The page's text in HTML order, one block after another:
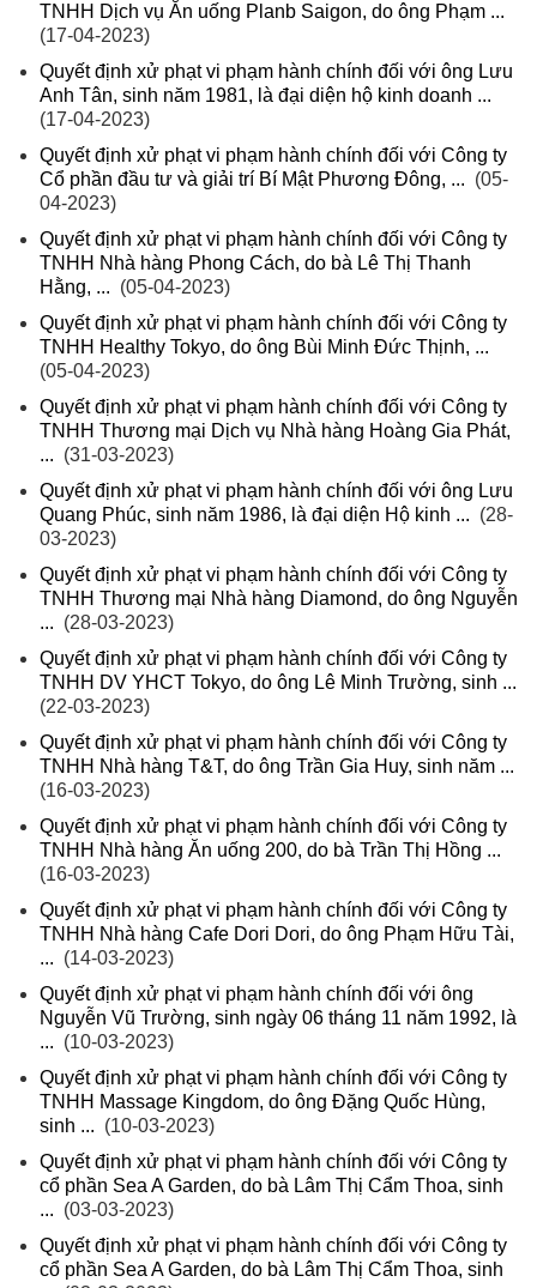
TNHH Dịch vụ Ăn uống Planb Saigon, do ông Phạm ...
(17-04-2023)
Quyết định xử phạt vi phạm hành chính đối với ông Lưu
Anh Tân, sinh năm 1981, là đại diện hộ kinh doanh ...
(17-04-2023)
Quyết định xử phạt vi phạm hành chính đối với Công ty
Cổ phần đầu tư và giải trí Bí Mật Phương Đông, ... (05-
04-2023)
Quyết định xử phạt vi phạm hành chính đối với Công ty
TNHH Nhà hàng Phong Cách, do bà Lê Thị Thanh
Hằng, ... (05-04-2023)
Quyết định xử phạt vi phạm hành chính đối với Công ty
TNHH Healthy Tokyo, do ông Bùi Minh Đức Thịnh, ...
(05-04-2023)
Quyết định xử phạt vi phạm hành chính đối với Công ty
TNHH Thương mại Dịch vụ Nhà hàng Hoàng Gia Phát,
... (31-03-2023)
Quyết định xử phạt vi phạm hành chính đối với ông Lưu
Quang Phúc, sinh năm 1986, là đại diện Hộ kinh ... (28-
03-2023)
Quyết định xử phạt vi phạm hành chính đối với Công ty
TNHH Thương mại Nhà hàng Diamond, do ông Nguyễn
... (28-03-2023)
Quyết định xử phạt vi phạm hành chính đối với Công ty
TNHH DV YHCT Tokyo, do ông Lê Minh Trường, sinh ...
(22-03-2023)
Quyết định xử phạt vi phạm hành chính đối với Công ty
TNHH Nhà hàng T&T, do ông Trần Gia Huy, sinh năm ...
(16-03-2023)
Quyết định xử phạt vi phạm hành chính đối với Công ty
TNHH Nhà hàng Ăn uống 200, do bà Trần Thị Hồng ...
(16-03-2023)
Quyết định xử phạt vi phạm hành chính đối với Công ty
TNHH Nhà hàng Cafe Dori Dori, do ông Phạm Hữu Tài,
... (14-03-2023)
Quyết định xử phạt vi phạm hành chính đối với ông
Nguyễn Vũ Trường, sinh ngày 06 tháng 11 năm 1992, là
... (10-03-2023)
Quyết định xử phạt vi phạm hành chính đối với Công ty
TNHH Massage Kingdom, do ông Đặng Quốc Hùng,
sinh ... (10-03-2023)
Quyết định xử phạt vi phạm hành chính đối với Công ty
cổ phần Sea A Garden, do bà Lâm Thị Cẩm Thoa, sinh
... (03-03-2023)
Quyết định xử phạt vi phạm hành chính đối với Công ty
cổ phần Sea A Garden, do bà Lâm Thị Cẩm Thoa, sinh